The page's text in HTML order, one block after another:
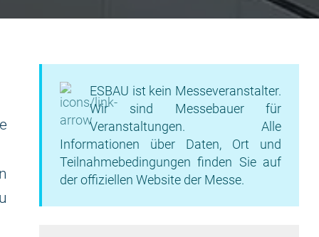
ESBAU ist kein Messeveranstalter.
Wir sind Messebauer für
Veranstaltungen. Alle
Informationen über Daten, Ort und
Teilnahmebedingungen finden Sie auf
der offiziellen Website der Messe.